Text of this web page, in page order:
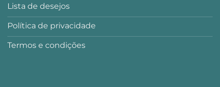
Lista de desejos
Política de privacidade
Termos e condições